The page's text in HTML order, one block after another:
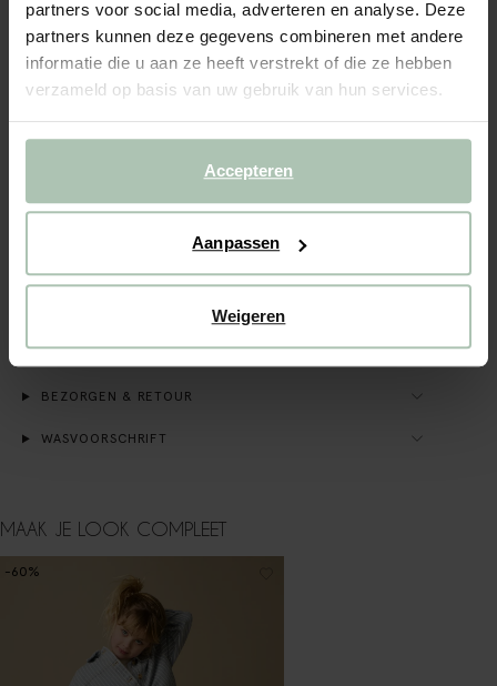
partners voor social media, adverteren en analyse. Deze
partners kunnen deze gegevens combineren met andere
informatie die u aan ze heeft verstrekt of die ze hebben
verzameld op basis van uw gebruik van hun services.
Accepteren
Aanpassen
Weigeren
Achteraf betalen
Snelle levering
OMSCHRIJVING
Blauwe wide leg Prala jeans met strepen van Sissy-Boy. De
pocket model en een rits- en knoopsluiting. Verder heeft de
ALLES OVER DIT PRODUCT
BEZORGEN & RETOUR
WASVOORSCHRIFT
MAAK JE LOOK COMPLEET
-60%